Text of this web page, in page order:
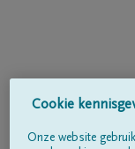
Cookie
Onze website